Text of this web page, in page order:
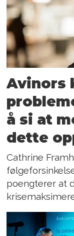
Avinors
å si at
dette
Cathrine
poengterer at